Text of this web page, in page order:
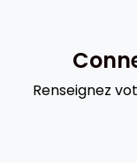
Renseignez